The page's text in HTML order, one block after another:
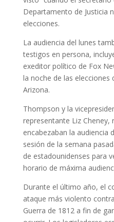
Departamento de Justicia
elecciones.
La audiencia del lunes
testigos en persona,
exeditor político de Fox
la noche de las elecciones
Arizona.
Thompson y la
representante Liz Cheney,
encabezaban la audiencia
sesión de la semana
de estadounidenses para
horario de máxima
Durante el último año, el
ataque más violento
Guerra de 1812 a fin de